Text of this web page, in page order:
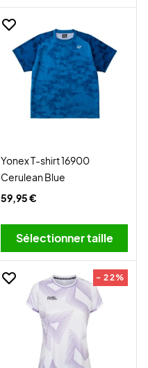
Yonex T-shirt 16900
Cerulean Blue
59,95 €
Sélectionner taille
- 22%